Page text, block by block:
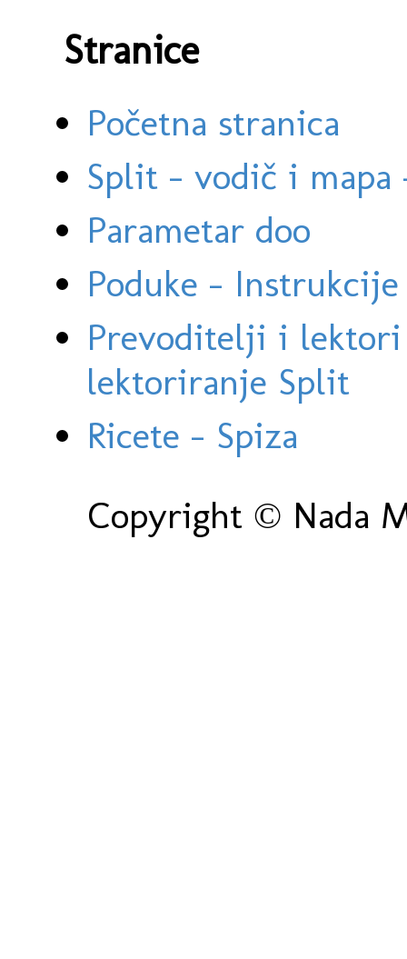
Stranice
Početna stranica
Split - vodič i
Parametar doo
Poduke -
Prevoditelji i
lektoriranje Split
Ricete - Spiza
Copyright © Nada